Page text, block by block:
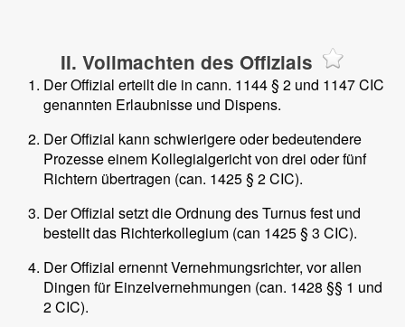
II. Vollmachten des Offizials
Der Offizial erteilt die in cann. 1144 § 2 und 1147 CIC
genannten Erlaubnisse und Dispens.
Der Offizial kann schwierigere oder bedeutendere
Prozesse einem Kollegialgericht von drei oder fünf
Richtern übertragen (can. 1425 § 2 CIC).
Der Offizial setzt die Ordnung des Turnus fest und
bestellt das Richterkollegium (can 1425 § 3 CIC).
Der Offizial ernennt Vernehmungsrichter, vor allen
Dingen für Einzelvernehmungen (can. 1428 §§ 1 und
2 CIC).